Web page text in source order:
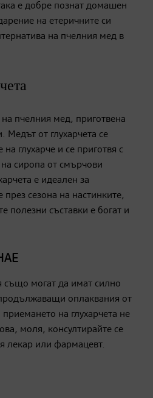
е добре познат домашен
на етеричните си
на пчелния мед в
пчелния мед, приготвена
Медът от глухарчета се
глухарче и се приготвя с
сиропа от смърчови
е идеален за
сезона на настинките,
полезни съставки е богат и
също могат да имат силно
оплаквания от
на глухарчета не
моля, консултирайте се
лекар или фармацевт.